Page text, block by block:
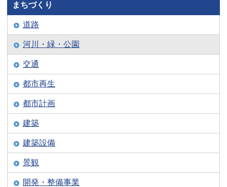
まちづくり
道路
河川・緑・公園
交通
都市再生
都市計画
建築
建築設備
景観
開発・整備事業